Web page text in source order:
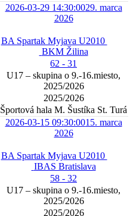
2026-03-29 14:30:0029. marca
2026
BA Spartak Myjava U2010
BKM Žilina
62 - 31
U17 – skupina o 9.-16.miesto,
2025/2026
2025/2026
Športová hala M. Šustíka St. Turá
2026-03-15 09:30:0015. marca
2026
BA Spartak Myjava U2010
IBAS Bratislava
58 - 32
U17 – skupina o 9.-16.miesto,
2025/2026
2025/2026